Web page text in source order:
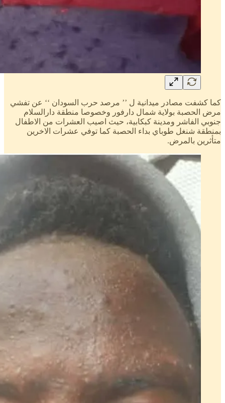
كما كشفت مصادر ميدانية ل ’’ مرصد حرب السودان ‘‘ عن تفشي
مرض الحصبة بولاية شمال دارفور وخصوصا منطقة دارالسلام
جنوبي الفاشر ومدينة كبكابية، حيث اصيب العشرات من الاطفال
بمنطقة شنغل طوباي بداء الحصبة كما توفي عشرات الاخرين
متأثرين بالمرض.